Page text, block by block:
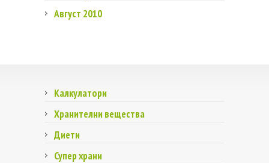
Август 2010
Калкулатори
Хранителни вещества
Диети
Супер храни